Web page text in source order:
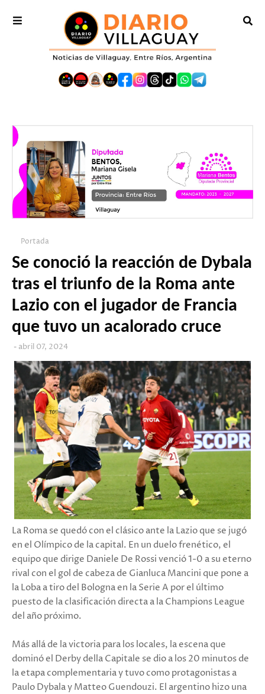
Portada
Se conoció la reacción de Dybala
tras el triunfo de la Roma ante
Lazio con el jugador de Francia
que tuvo un acalorado cruce
abril 07, 2024
La Roma se quedó con el clásico ante la Lazio que se jugó
en el Olímpico de la capital. En un duelo frenético, el
equipo que dirige Daniele De Rossi venció 1-0 a su eterno
rival con el gol de cabeza de Gianluca Mancini que pone a
la Loba a tiro del Bologna en la Serie A por el último
puesto de la clasificación directa a la Champions League
del año próximo.
Más allá de la victoria para los locales, la escena que
dominó el Derby della Capitale se dio a los 20 minutos de
la etapa complementaria y tuvo como protagonistas a
Paulo Dybala y Matteo Guendouzi. El argentino hizo una